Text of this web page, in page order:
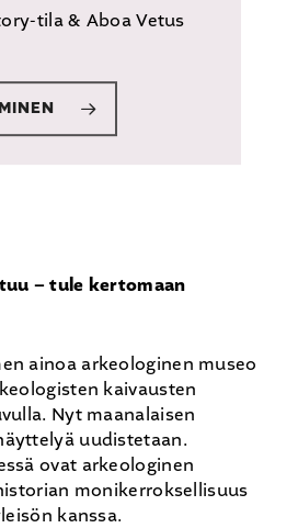
tila & Aboa Vetus
– tule kertomaan
ainoa arkeologinen museo
kaivausten
Nyt maanalaisen
uudistetaan.
ovat arkeologinen
monikerroksellisuus
kanssa.